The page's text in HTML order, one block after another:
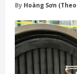
By Hoàng Sơn (Theo